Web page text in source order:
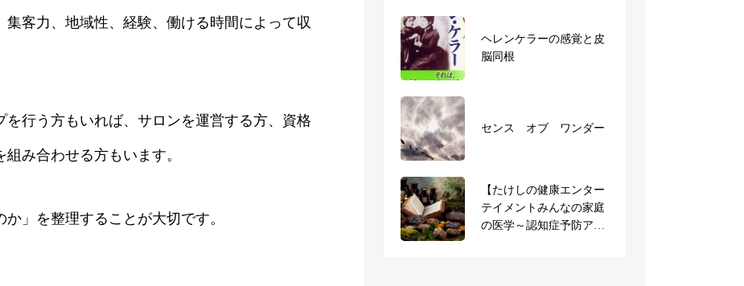
客力、地域性、経験、働ける時間によって収
行う方もいれば、サロンを運営する方、資格
み合わせる方もいます。
」を整理することが大切です。
ヘレンケラーの感覚と皮
脳同根
センス オブ ワンダー
【たけしの健康エンター
テイメントみんなの家庭
の医学～認知症予防アロ
【お知らせ】3月短期集
中で一気に取得！AEAJ認
アロマセラピスト合宿に
ご参加の受講生のご感想
【お知らせ】AEAJ共通学
科試験、本日より申込み